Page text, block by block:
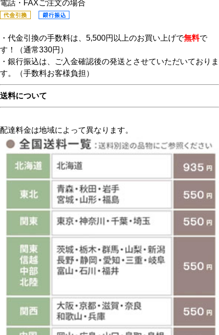
電話・FAXご注文の場合
・代金引換の手数料は、5,500円以上のお買い上げで無料で
す！（通常330円）
・銀行振込は、ご入金確認後の発送とさせていただいておりま
す。（手数料お客様負担）
送料について
配達料金は地域によって異なります。